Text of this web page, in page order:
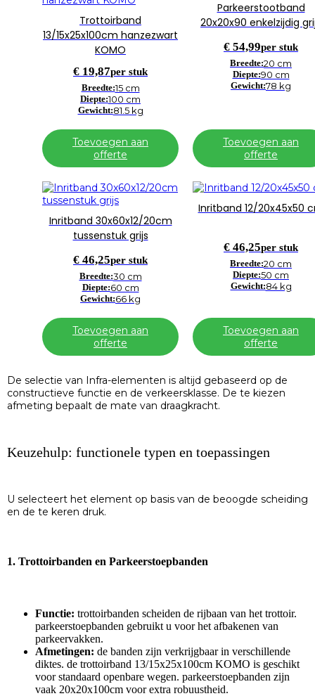
Trottoirband
13/15x25x100cm hanzezwart
KOMO
€ 19,87per stuk
Breedte:15 cm
Diepte:100 cm
Gewicht:81.5 kg
Toevoegen aan
offerte
Parkeerstootband
20x20x90 enkelzijdig
€ 54,99per stuk
Breedte:20 cm
Diepte:90 cm
Gewicht:78 kg
Toevoegen aan
offerte
Inritband 30x60x12/20cm
tussenstuk grijs
€ 46,25per stuk
Breedte:30 cm
Diepte:60 cm
Gewicht:66 kg
Toevoegen aan
offerte
Inritband 12/20x45x50
€ 46,25per stuk
Breedte:20 cm
Diepte:50 cm
Gewicht:84 kg
Toevoegen aan
offerte
De selectie van Infra-elementen is altijd gebaseerd op de
constructieve functie en de verkeersklasse. De te kiezen
afmeting bepaalt de mate van draagkracht.
Keuzehulp: functionele typen en toepassingen
U selecteert het element op basis van de beoogde scheiding
en de te keren druk.
1. Trottoirbanden en Parkeerstoepbanden
Functie: trottoirbanden scheiden de rijbaan van het trottoir.
parkeerstoepbanden gebruikt u voor het afbakenen van
parkeervakken.
Afmetingen: de banden zijn verkrijgbaar in verschillende
diktes. de trottoirband 13/15x25x100cm KOMO is geschikt
voor standaard openbare wegen. parkeerstoepbanden zijn
vaak 20x20x100cm voor extra robuustheid.